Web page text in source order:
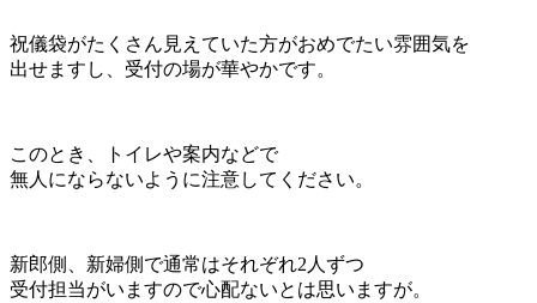
祝儀袋がたくさん見えていた方がおめでたい雰囲気を
出せますし、受付の場が華やかです。
このとき、トイレや案内などで
無人にならないように注意してください。
新郎側、新婦側で通常はそれぞれ2人ずつ
受付担当がいますので心配ないとは思いますが。